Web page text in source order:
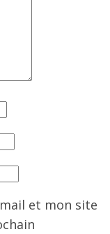
et mon site